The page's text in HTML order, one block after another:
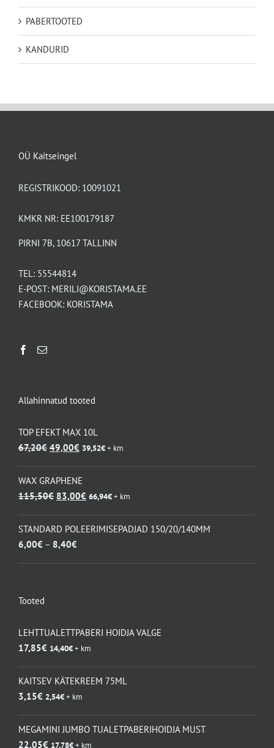
PABERTOOTED
KANDURID
OÜ Kaitseingel
REGISTRIKOOD: 10091021
KMKR NR: EE100179187
PIRNI 7B, 10617 TALLINN
TEL: 55544814
E-POST: MERILI@KORISTAMA.EE
FACEBOOK: KORISTAMA
Allahinnatud tooted
TOP EFEKT MAX 10L
67,20€ Algne
oli:
67,20€.
49,00€Praegune
on:
49,00€.
39,52€+ km
WAX GRAPHENE
115,50€ Algne
oli:
115,50€.
83,00€Praegune
on:
66,94€+ km
STANDARD POLEERIMISEPADJAD 150/20/140MM
6,00€ – 8,40€Hinnavahemik:
Tooted
LEHTTUALETTPABERI HOIDJA VALGE
17,85€ 14,40€+ km
KAITSEV KÄTEKREEM 75ML
3,15€ 2,54€+ km
MEGAMINI JUMBO TUALETPABERIHOIDJA MUST
22,05€ 17,78€+ km